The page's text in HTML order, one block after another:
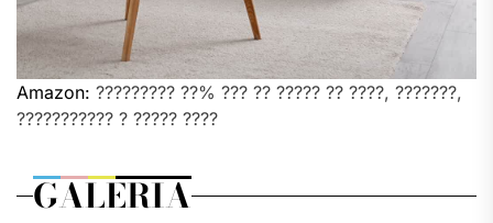
Amazon: ????????? ??% ??? ?? ????? ?? ????, ???????,
??????????? ? ????? ????
GALERIA